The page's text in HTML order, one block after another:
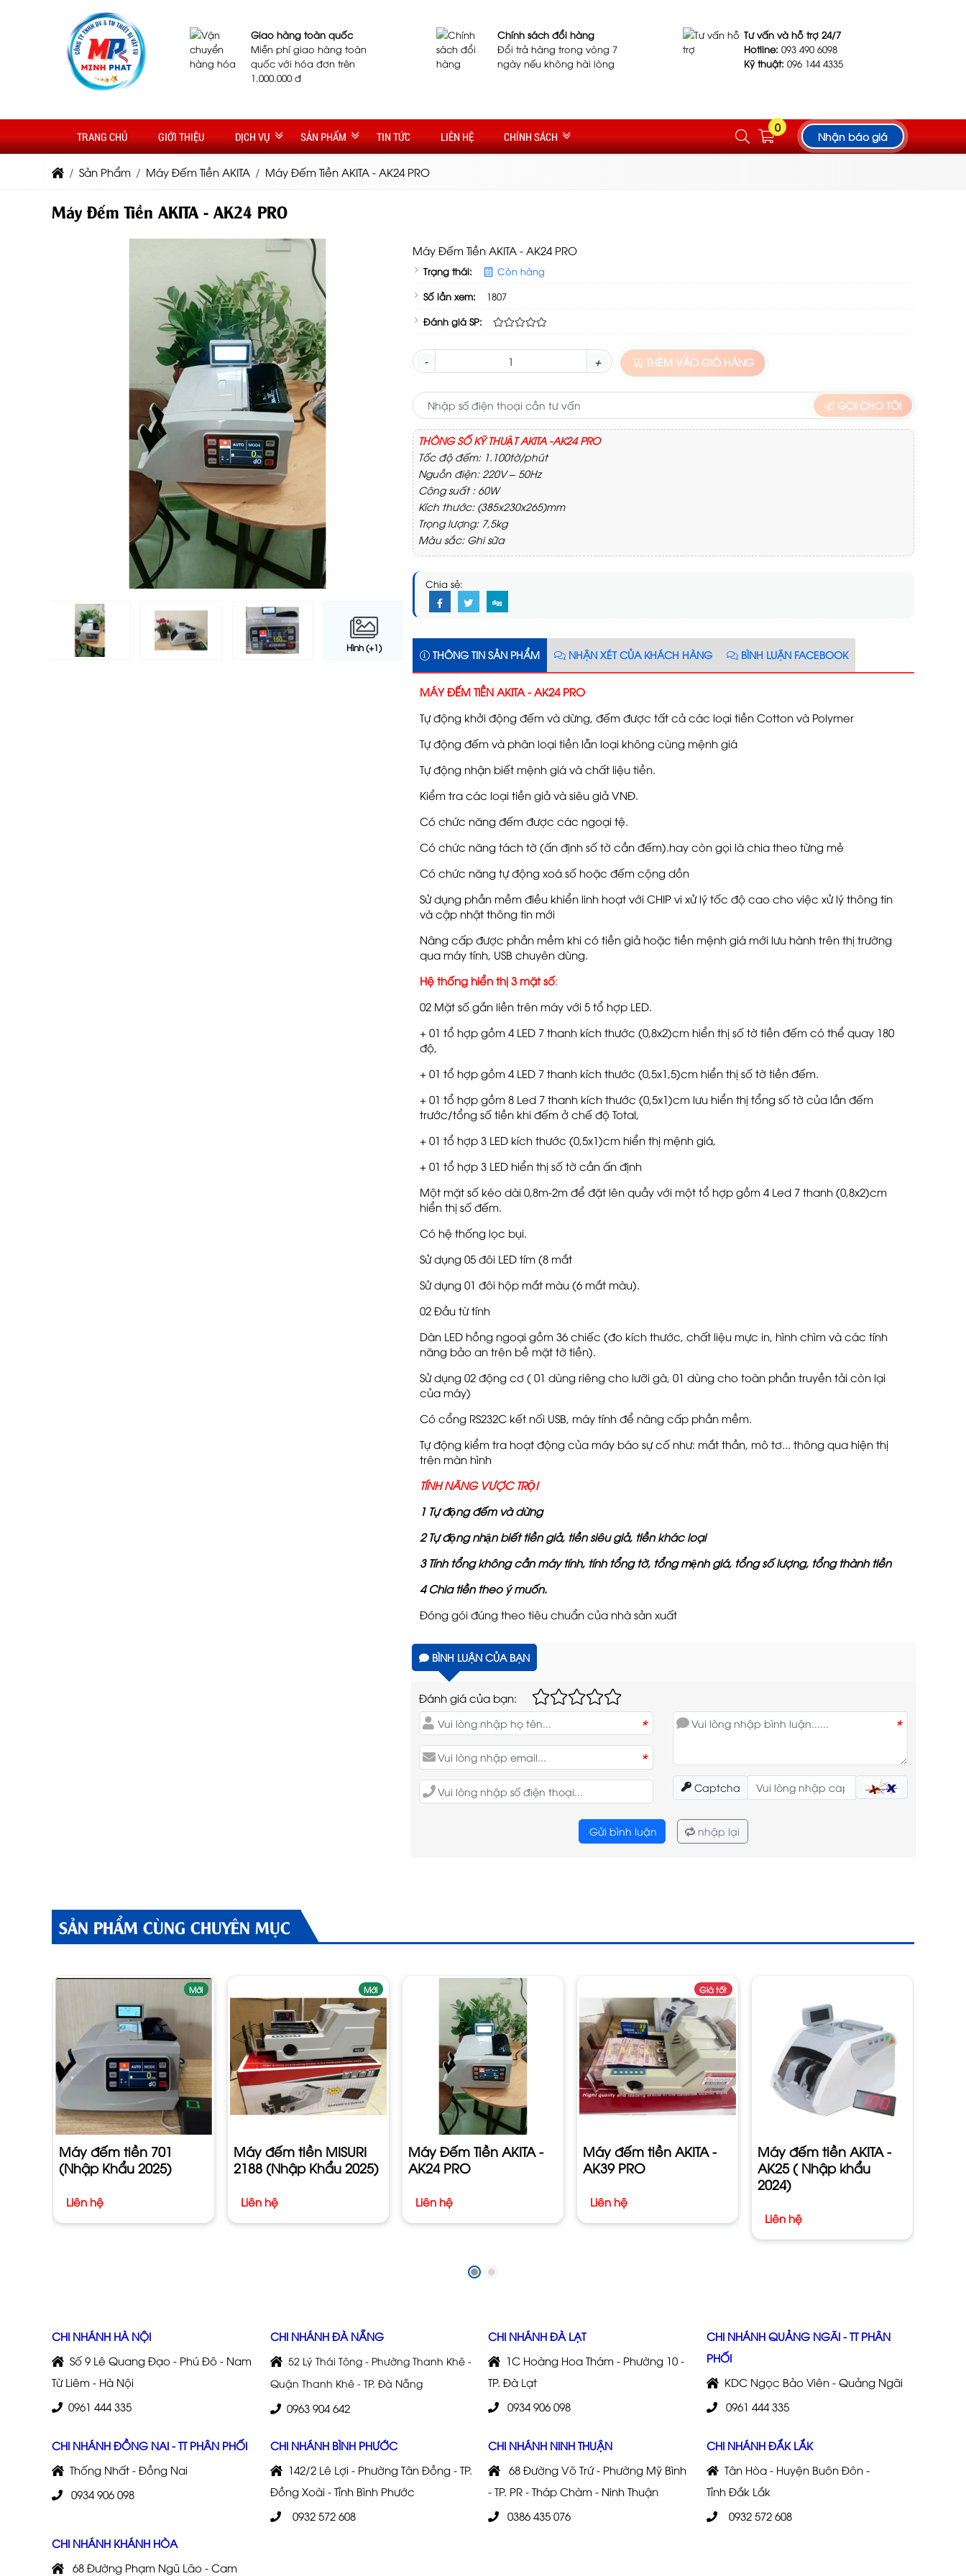
Giao hàng toàn quốc
Miễn phí giao hàng toàn
quốc với hóa đơn trên
1.000.000 đ
Chính sách đổi hàng
Đổi trả hàng trong vòng 7
ngày nếu không hài lòng
Tư vấn và hỗ trợ 24/7
Hotline: 093 490 6098
Kỹ thuật: 096 144 4335
TRANG CHỦ GIỚI THIỆU DỊCH VỤ SẢN PHẨM TIN TỨC LIÊN HỆ CHÍNH SÁCH
0
Nhận báo giá
Sản Phẩm Máy Đếm Tiền AKITA Máy Đếm Tiền AKITA - AK24 PRO
Máy Đếm Tiền AKITA - AK24 PRO
Hình (+1)
Máy Đếm Tiền AKITA - AK24 PRO
Trạng thái:
Còn hàng
Số lần xem:
1807
Đánh giá SP:
- + THÊM VÀO GIỎ HÀNG
GỌI CHO TÔI
THÔNG SỐ KỸ THUẬT AKITA -AK24 PRO
Tốc độ đếm: 1.100tờ/phút
Nguồn điện: 220V – 50Hz
Công suất : 60W
Kích thước: (385x230x265)mm
Trọng lượng: 7,5kg
Màu sắc: Ghi sữa
Chia sẻ:
THÔNG TIN SẢN PHẨM NHẬN XÉT CỦA KHÁCH HÀNG BÌNH LUẬN FACEBOOK
MÁY ĐẾM TIỀN AKITA - AK24 PRO
Tự động khởi động đếm và dừng, đếm được tất cả các loại tiền Cotton và Polymer
Tự động đếm và phân loại tiền lẫn loại không cùng mệnh giá
Tự động nhận biết mệnh giá và chất liệu tiền.
Kiểm tra các loại tiền giả và siêu giả VNĐ.
Có chức năng đếm được các ngoại tệ.
Có chức năng tách tờ (ấn định số tờ cần đếm).hay còn gọi là chia theo từng mẻ
Có chức năng tự động xoá số hoặc đếm cộng dồn
Sử dụng phần mềm điều khiển linh hoạt với CHIP vi xử lý tốc độ cao cho việc xử lý thông tin
và cập nhật thông tin mới
Nâng cấp được phần mềm khi có tiền giả hoặc tiền mệnh giá mới lưu hành trên thị trường
qua máy tính, USB chuyên dùng.
Hệ thống hiển thị 3 mặt số:
02 Mặt số gắn liền trên máy với 5 tổ hợp LED.
+ 01 tổ hợp gồm 4 LED 7 thanh kích thước (0,8x2)cm hiển thị số tờ tiền đếm có thể quay 180
độ,
+ 01 tổ hợp gồm 4 LED 7 thanh kích thước (0,5x1,5)cm hiển thị số tờ tiền đếm.
+ 01 tổ hợp gồm 8 Led 7 thanh kích thước (0,5x1)cm lưu hiển thị tổng số tờ của lần đếm
trước/tổng số tiền khi đếm ở chế độ Total,
+ 01 tổ hợp 3 LED kích thước (0,5x1)cm hiển thị mệnh giá,
+ 01 tổ hợp 3 LED hiển thị số tờ cần ấn định
Một mặt số kéo dài 0,8m-2m để đặt lên quầy với một tổ hợp gồm 4 Led 7 thanh (0,8x2)cm
hiển thị số đếm.
Có hệ thống lọc bụi.
Sử dụng 05 đôi LED tím (8 mắt
Sử dụng 01 đôi hộp mắt màu (6 mắt màu).
02 Đầu từ tính
Dàn LED hồng ngoại gồm 36 chiếc (đo kích thước, chất liệu mực in, hình chìm và các tính
năng bảo an trên bề mặt tờ tiền).
Sử dụng 02 động cơ ( 01 dùng riêng cho lưỡi gà, 01 dùng cho toàn phần truyền tải còn lại
của máy)
Có cổng RS232C kết nối USB, máy tính để nâng cấp phần mềm.
Tự động kiểm tra hoạt động của máy báo sự cố như: mắt thần, mô tơ... thông qua hiện thị
trên màn hình
TÍNH NĂNG VƯỢC TRỘI
1 Tự động đếm và dừng
2 Tự động nhận biết tiền giả, tiền siêu giả, tiền khác loại
3 Tính tổng không cần máy tính, tính tổng tờ, tổng mệnh giá, tổng số lượng, tổng thành tiền
4 Chia tiền theo ý muốn.
Đóng gói đúng theo tiêu chuẩn của nhà sản xuất
BÌNH LUẬN CỦA BẠN
Đánh giá của bạn:
*
*
*
Captcha
Gửi bình luận nhập lại
SẢN PHẨM CÙNG CHUYÊN MỤC
Mới
Máy đếm tiền 701
(Nhập Khẩu 2025)
Liên hệ
Mới
Máy đếm tiền MISURI
2188 (Nhập Khẩu 2025)
Liên hệ
Máy Đếm Tiền AKITA -
AK24 PRO
Liên hệ
Giá tốt
Máy đếm tiền AKITA -
AK39 PRO
Liên hệ
Máy đếm tiền AKITA -
AK25 ( Nhập khẩu
2024)
Liên hệ
CHI NHÁNH HÀ NỘI
Số 9 Lê Quang Đạo - Phú Đô - Nam
Từ Liêm - Hà Nội
0961 444 335
CHI NHÁNH ĐÀ NẴNG
52 Lý Thái Tông - Phường Thanh Khê -
Quận Thanh Khê - TP. Đà Nẵng
0963 904 642
CHI NHÁNH ĐÀ LẠT
1C Hoàng Hoa Thám - Phường 10 -
TP. Đà Lạt
0934 906 098
CHI NHÁNH QUẢNG NGÃI - TT PHÂN
PHỐI
KDC Ngọc Bảo Viên - Quảng Ngãi
0961 444 335
CHI NHÁNH ĐỒNG NAI - TT PHÂN PHỐI
Thống Nhất - Đồng Nai
0934 906 098
CHI NHÁNH BÌNH PHƯỚC
142/2 Lê Lợi - Phường Tân Đồng - TP.
Đồng Xoài - Tỉnh Bình Phước
0932 572 608
CHI NHÁNH NINH THUẬN
68 Đường Võ Trứ - Phường Mỹ Bình
- TP. PR - Tháp Chàm - Ninh Thuận
0386 435 076
CHI NHÁNH ĐẮK LẮK
Tân Hòa - Huyện Buôn Đôn -
Tỉnh Đắk Lắk
0932 572 608
CHI NHÁNH KHÁNH HÒA
68 Đường Phạm Ngũ Lão - Cam